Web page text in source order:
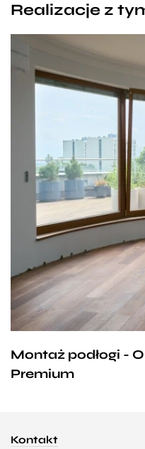
Realizacje z
Montaż podłogi -
Premium
Kontakt